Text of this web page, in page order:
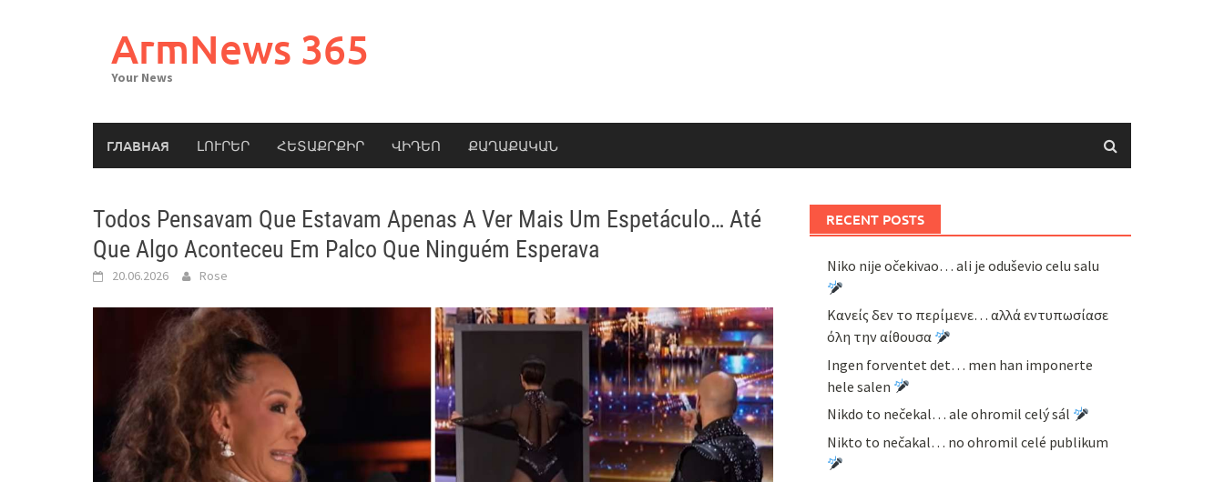
ArmNews 365
Your News
ГЛАВНАЯ ԼՈՒՐԵՐ ՀԵՏԱՔՐՔԻՐ ՎԻԴԵՈ ՔԱՂԱՔԱԿԱՆ
Todos Pensavam Que Estavam Apenas A Ver Mais Um Espetáculo… Até
Que Algo Aconteceu Em Palco Que Ninguém Esperava
20.06.2026 Rose
RECENT POSTS
Niko nije očekivao… ali je oduševio celu salu
Κανείς δεν το περίμενε… αλλά εντυπωσίασε
όλη την αίθουσα
Ingen forventet det… men han imponerte
hele salen
Nikdo to nečekal… ale ohromil celý sál
Nikto to nečakal… no ohromil celé publikum